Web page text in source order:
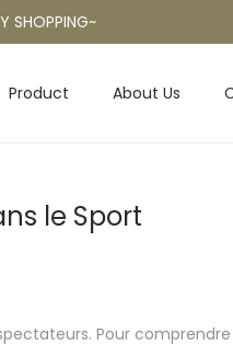
SHOPPING~
Product About Us
le Sport
Pour